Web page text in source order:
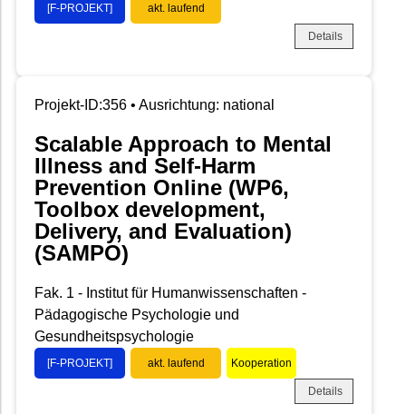
[F-PROJEKT] akt. laufend
Details
Projekt-ID:356 • Ausrichtung: national
Scalable Approach to Mental
Illness and Self-Harm
Prevention Online (WP6,
Toolbox development,
Delivery, and Evaluation)
(SAMPO)
Fak. 1 - Institut für Humanwissenschaften -
Pädagogische Psychologie und
Gesundheitspsychologie
[F-PROJEKT] akt. laufend Kooperation
Details